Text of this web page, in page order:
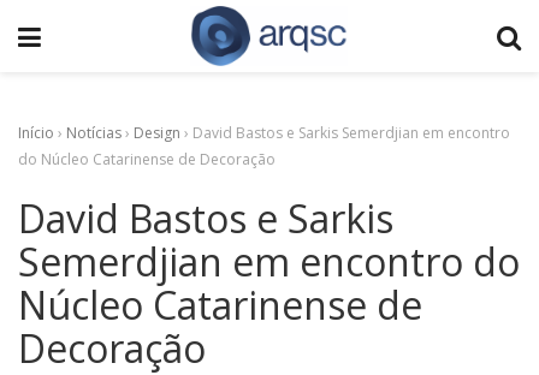
Início › Notícias› Design › David Bastos e Sarkis Semerdjian em encontro
do Núcleo Catarinense de Decoração
David Bastos e Sarkis
Semerdjian em encontro do
Núcleo Catarinense de
Decoração